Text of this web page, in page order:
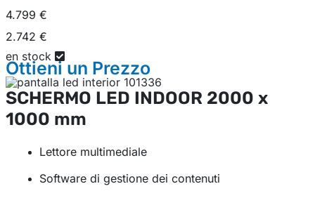
4.799 €
2.742 €
en stock
Ottieni un Prezzo
SCHERMO LED INDOOR 2000 x
1000 mm
Lettore multimediale
Software di gestione dei contenuti